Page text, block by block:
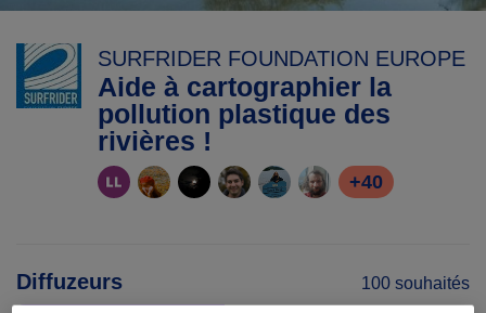
SURFRIDER FOUNDATION EUROPE
Aide à cartographier la
pollution plastique des
rivières !
+40
Diffuzeurs 100 souhaités